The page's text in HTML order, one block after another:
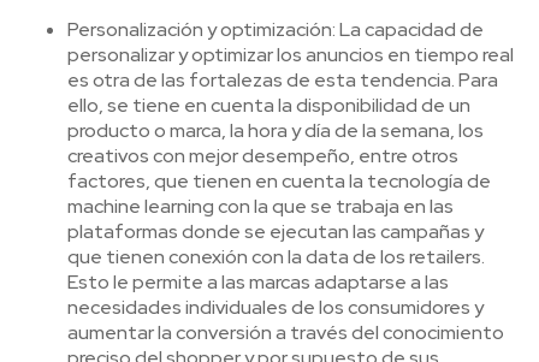
Personalización y optimización: La capacidad de
personalizar y optimizar los anuncios en tiempo real
es otra de las fortalezas de esta tendencia. Para
ello, se tiene en cuenta la disponibilidad de un
producto o marca, la hora y día de la semana, los
creativos con mejor desempeño, entre otros
factores, que tienen en cuenta la tecnología de
machine learning con la que se trabaja en las
plataformas donde se ejecutan las campañas y
que tienen conexión con la data de los retailers.
Esto le permite a las marcas adaptarse a las
necesidades individuales de los consumidores y
aumentar la conversión a través del conocimiento